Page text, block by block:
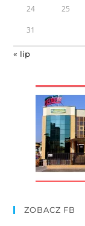
24 25
31
« lip
ZOBACZ FB